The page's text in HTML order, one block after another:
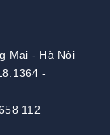
Mai - Hà Nội
-
112